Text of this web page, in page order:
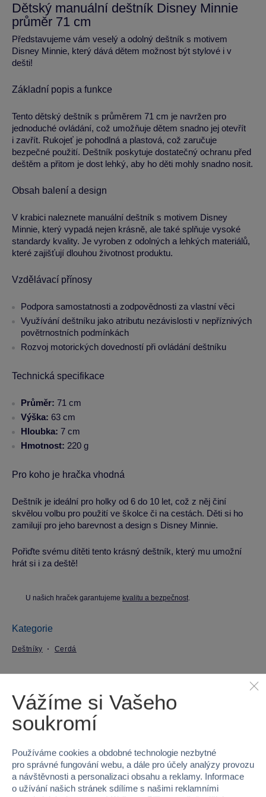
Dětský manuální deštník Disney Minnie
průměr 71 cm
Představujeme vám veselý a odolný deštník s motivem
Disney Minnie, který dává dětem možnost být stylové i v
dešti!
Základní popis a funkce
Tento dětský deštník s průměrem 71 cm je navržen pro
jednoduché ovládání, což umožňuje dětem snadno jej otevřít
i zavřít. Rukojeť je pohodlná a plastová, což zaručuje
bezpečné použití. Deštník poskytuje dostatečný ochranu před
deštěm a přitom je dost lehký, aby ho děti mohly snadno nosit.
Obsah balení a design
V krabici naleznete manuální deštník s motivem Disney
Minnie, který vypadá nejen krásně, ale také splňuje vysoké
standardy kvality. Je vyroben z odolných a lehkých materiálů,
které zajišťují dlouhou životnost produktu.
Vzdělávací přínosy
Podpora samostatnosti a zodpovědnosti za vlastní věci
Využívání deštníku jako atributu nezávislosti v nepříznivých
povětrnostních podmínkách
Rozvoj motorických dovedností při ovládání deštníku
Technická specifikace
Průměr: 71 cm
Výška: 63 cm
Hloubka: 7 cm
Hmotnost: 220 g
Pro koho je hračka vhodná
Deštník je ideální pro holky od 6 do 10 let, což z něj činí
skvělou volbu pro použití ve školce či na cestách. Děti si ho
zamilují pro jeho barevnost a design s Disney Minnie.
Pořiďte svému dítěti tento krásný deštník, který mu umožní
hrát si i za deště!
U našich hraček garantujeme kvalitu a bezpečnost.
Kategorie
Deštníky Cerdá
Značka Cerdá
Licence DISNEY
Vážíme si Vašeho
soukromí
Používáme cookies a obdobné technologie nezbytné
pro správné fungování webu, a dále pro účely analýzy provozu
a návštěvnosti a personalizaci obsahu a reklamy. Informace
o užívání našich stránek sdílíme s našimi reklamními